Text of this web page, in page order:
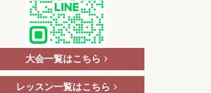
大会一覧はこちら
レッスン一覧はこちら